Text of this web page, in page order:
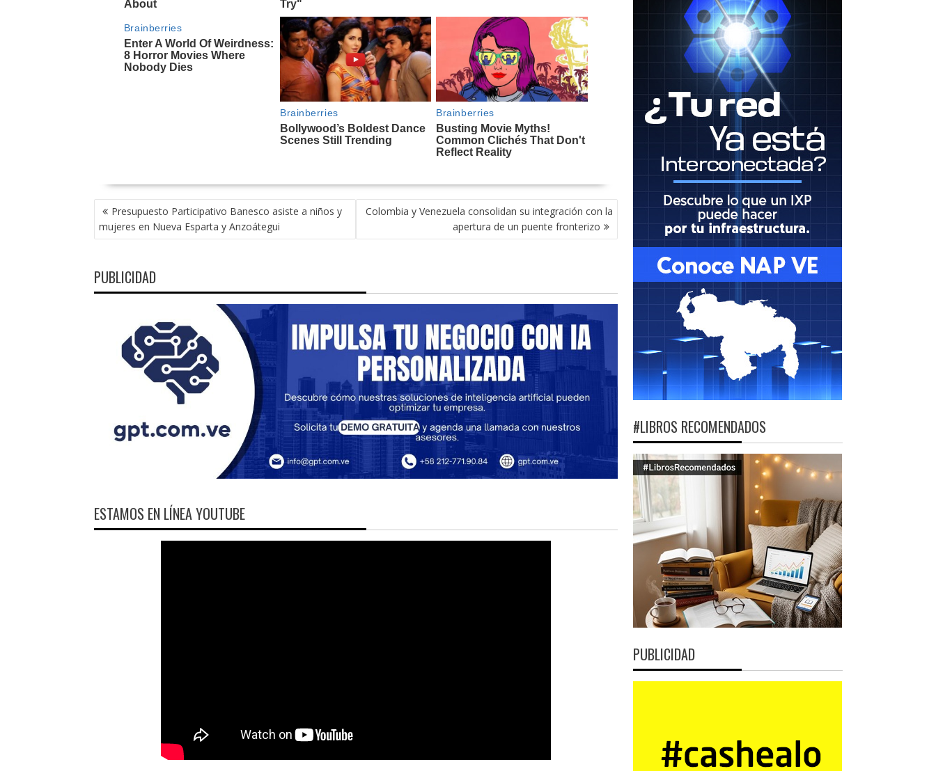
NAVEGACIÓN
DE
ENTRADAS
Presupuesto Participativo Banesco asiste a niños y
mujeres en Nueva Esparta y Anzoátegui
Colombia y Venezuela consolidan su integración con la
apertura de un puente fronterizo
PUBLICIDAD
ESTAMOS EN LÍNEA YOUTUBE
#LIBROS RECOMENDADOS
PUBLICIDAD